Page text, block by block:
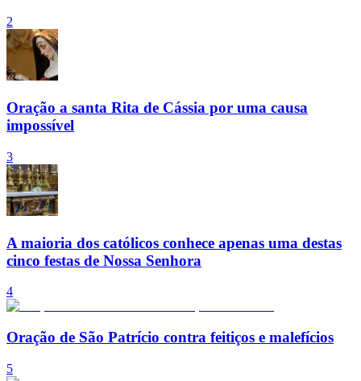
2
Oração a santa Rita de Cássia por uma causa
impossível
3
A maioria dos católicos conhece apenas uma destas
cinco festas de Nossa Senhora
4
Oração de São Patrício contra feitiços e malefícios
5